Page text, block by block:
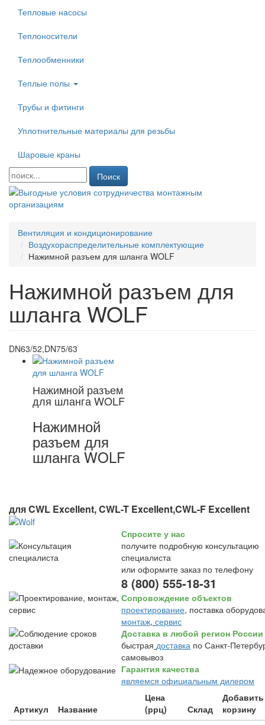
Тепловые насосы
Теплоносители
Теплообменники
Теплые полы
Трубы и фитинги
Уплотнительные материалы для резьбы
Шаровые краны
Поиск
Вентиляция и кондиционирование
Воздухораспределительные комплектующие
Нажимной разъем для шланга WOLF
Нажимной разъем для
шланга WOLF
DN63/52,DN75/63
Нажимной разъем
для шланга WOLF
Нажимной
разъем для
шланга WOLF
для CWL Excellent, CWL-T Excellent,CWL-F Excellent
Спросите у нас
получите подробную консультацию
специалиста
или оформите заказ по телефону
8 (800) 555-18-31
Сопровождение объектов
проектирование, поставка
монтаж, сервис
Доставка в любой регион России
быстрая доставка по Санкт-
самовывоз
Гарантия качества
являемся официальным дилером
Артикул Название
Цена
(ррц)
Склад
корзину